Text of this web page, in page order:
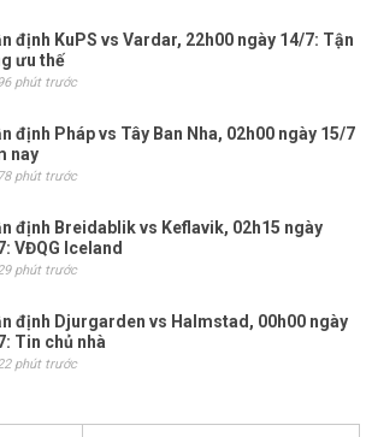
định KuPS vs Vardar, 22h00 ngày 14/7: Tận
ưu thế
phút trước
định Pháp vs Tây Ban Nha, 02h00 ngày 15/7
nay
phút trước
định Breidablik vs Keflavik, 02h15 ngày
VĐQG Iceland
phút trước
định Djurgarden vs Halmstad, 00h00 ngày
Tin chủ nhà
phút trước